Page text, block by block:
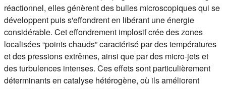
réactionnel, elles génèrent des bulles microscopiques qui se
développent puis s'effondrent en libérant une énergie
considérable. Cet effondrement implosif crée des zones
localisées “points chauds” caractérisé par des températures
et des pressions extrêmes, ainsi que par des micro-jets et
des turbulences intenses. Ces effets sont particulièrement
déterminants en catalyse hétérogène, où ils améliorent